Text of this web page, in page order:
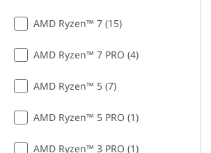
AMD Ryzen™ 7 (15)
AMD Ryzen™ 7 PRO (4)
AMD Ryzen™ 5 (7)
AMD Ryzen™ 5 PRO (1)
AMD Ryzen™ 3 PRO (1)